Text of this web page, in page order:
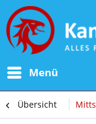
Menü
Übersicht